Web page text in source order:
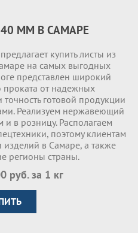
ММ В САМАРЕ
купить листы из
на самых выгодных
представлен широкий
проката от надежных
готовой продукции
Реализуем нержавеющий
в розницу. Располагаем
поэтому клиентам
изделий в Самаре, а также
регионы страны.
руб. за 1 кг